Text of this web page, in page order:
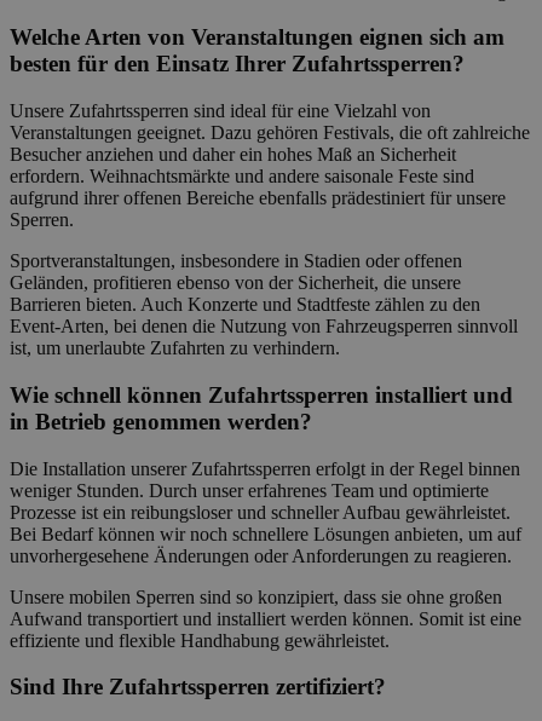
Welche Arten von Veranstaltungen eignen sich am
besten für den Einsatz Ihrer Zufahrtssperren?
Unsere Zufahrtssperren sind ideal für eine Vielzahl von
Veranstaltungen geeignet. Dazu gehören Festivals, die oft zahlreiche
Besucher anziehen und daher ein hohes Maß an Sicherheit
erfordern. Weihnachtsmärkte und andere saisonale Feste sind
aufgrund ihrer offenen Bereiche ebenfalls prädestiniert für unsere
Sperren.
Sportveranstaltungen, insbesondere in Stadien oder offenen
Geländen, profitieren ebenso von der Sicherheit, die unsere
Barrieren bieten. Auch Konzerte und Stadtfeste zählen zu den
Event-Arten, bei denen die Nutzung von Fahrzeugsperren sinnvoll
ist, um unerlaubte Zufahrten zu verhindern.
Wie schnell können Zufahrtssperren installiert und
in Betrieb genommen werden?
Die Installation unserer Zufahrtssperren erfolgt in der Regel binnen
weniger Stunden. Durch unser erfahrenes Team und optimierte
Prozesse ist ein reibungsloser und schneller Aufbau gewährleistet.
Bei Bedarf können wir noch schnellere Lösungen anbieten, um auf
unvorhergesehene Änderungen oder Anforderungen zu reagieren.
Unsere mobilen Sperren sind so konzipiert, dass sie ohne großen
Aufwand transportiert und installiert werden können. Somit ist eine
effiziente und flexible Handhabung gewährleistet.
Sind Ihre Zufahrtssperren zertifiziert?